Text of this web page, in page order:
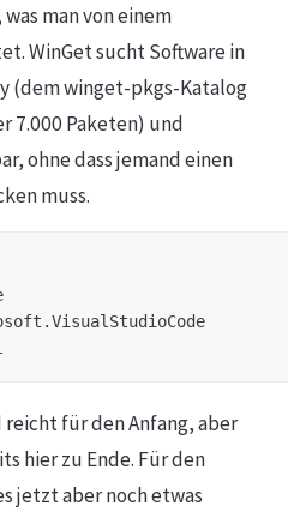
man von einem
WinGet sucht Software in
(dem winget-pkgs-Katalog
7.000 Paketen) und
ohne dass jemand einen
muss.
reicht für den Anfang, aber
hier zu Ende. Für den
jetzt aber noch etwas